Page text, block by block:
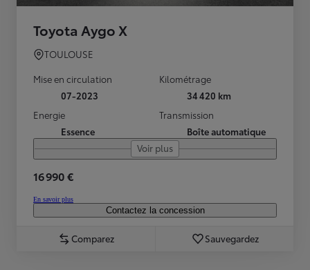
Toyota Aygo X
TOULOUSE
Mise en circulation
07-2023
Kilométrage
34 420 km
Energie
Essence
Transmission
Boîte automatique
Voir plus
16 990 €
En savoir plus
Contactez la concession
Comparez Sauvegardez